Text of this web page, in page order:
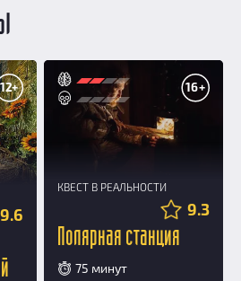
12+
9.6
16+
КВЕСТ В РЕАЛЬНОСТИ
9.3
Полярная станция
75 минут